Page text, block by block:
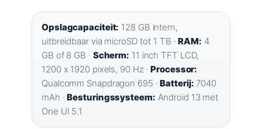
Opslagcapaciteit: 128 GB intern,
uitbreidbaar via microSD tot 1 TB ·RAM: 4
GB of 8 GB · Scherm: 11 inch TFT LCD,
1200 x 1920 pixels, 90 Hz ·Processor:
Qualcomm Snapdragon 695 ·Batterij: 7040
mAh ·Besturingssysteem: Android 13 met
One UI 5.1